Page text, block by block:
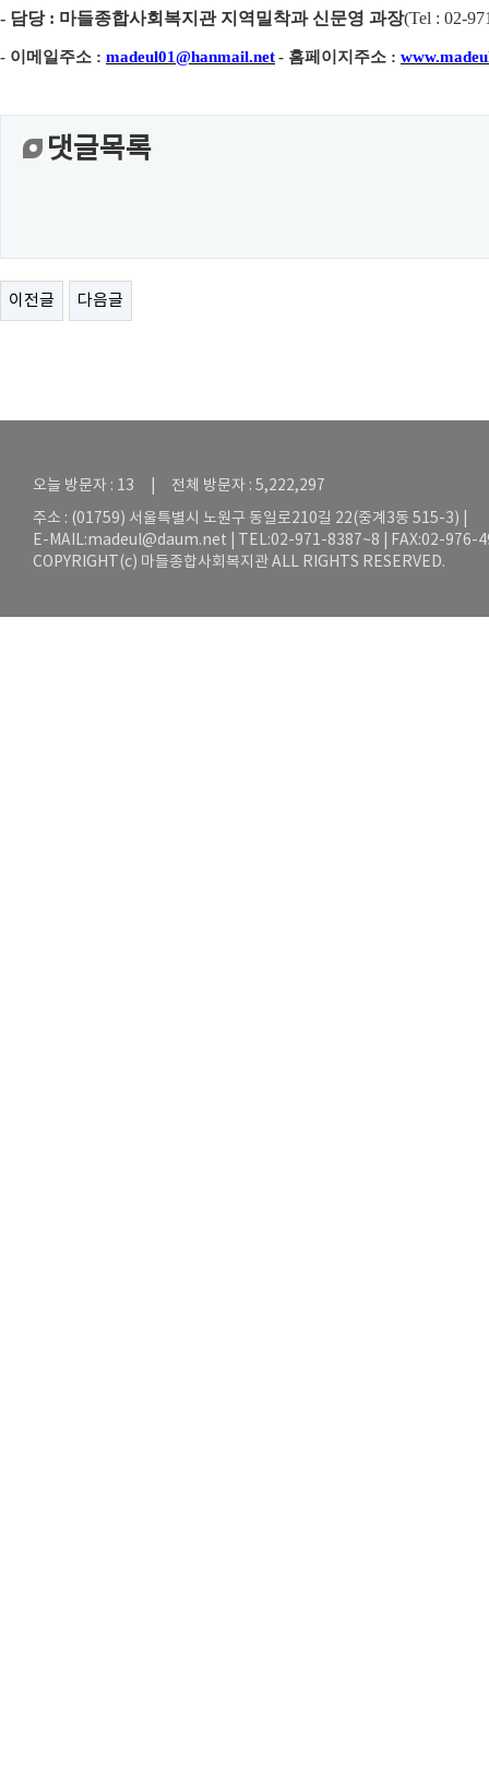
- 담당 : 마들종합사회복지관 지역밀착과 신문영 과장(Tel : 02-
- 이메일주소 : madeul01@hanmail.net- 홈페이지주소 :
댓글목록
이전글 다음글
오늘 방문자 : 13 | 전체 방문자 : 5,222,297
주소 : (01759) 서울특별시 노원구 동일로210길 22(중계3동 515-3) |
E-MAIL:madeul@daum.net | TEL:02-971-8387~8 | FAX:02-976-
COPYRIGHT(c) 마들종합사회복지관 ALL RIGHTS RESERVED.